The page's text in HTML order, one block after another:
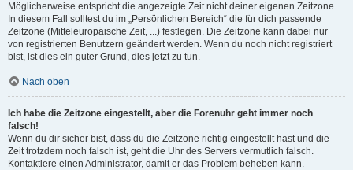
Möglicherweise entspricht die angezeigte Zeit nicht deiner eigenen Zeitzone.
In diesem Fall solltest du im „Persönlichen Bereich“ die für dich passende
Zeitzone (Mitteleuropäische Zeit, ...) festlegen. Die Zeitzone kann dabei nur
von registrierten Benutzern geändert werden. Wenn du noch nicht registriert
bist, ist dies ein guter Grund, dies jetzt zu tun.
Nach oben
Ich habe die Zeitzone eingestellt, aber die Forenuhr geht immer noch
falsch!
Wenn du dir sicher bist, dass du die Zeitzone richtig eingestellt hast und die
Zeit trotzdem noch falsch ist, geht die Uhr des Servers vermutlich falsch.
Kontaktiere einen Administrator, damit er das Problem beheben kann.